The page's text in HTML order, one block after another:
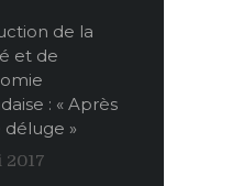
de la
et de
: « Après
déluge »
2017